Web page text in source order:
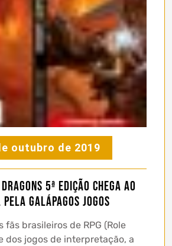
outubro de 2019
5ª edição chega ao
Galápagos Jogos
fãs brasileiros de RPG (Role
dos jogos de interpretação, a